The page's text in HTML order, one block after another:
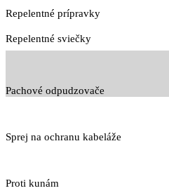
Repelentné prípravky
Repelentné sviečky
Pachové odpudzovače
Sprej na ochranu kabeláže
Proti kunám